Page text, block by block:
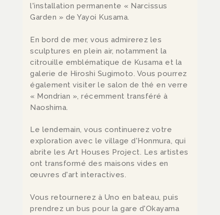
l'installation permanente « Narcissus
Garden » de Yayoi Kusama.
En bord de mer, vous admirerez les
sculptures en plein air, notamment la
citrouille emblématique de Kusama et la
galerie de Hiroshi Sugimoto. Vous pourrez
également visiter le salon de thé en verre
« Mondrian », récemment transféré à
Naoshima.
Le lendemain, vous continuerez votre
exploration avec le village d'Honmura, qui
abrite les Art Houses Project. Les artistes
ont transformé des maisons vides en
œuvres d'art interactives.
Vous retournerez à Uno en bateau, puis
prendrez un bus pour la gare d'Okayama